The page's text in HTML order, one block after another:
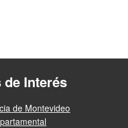
Interés
de Montevideo